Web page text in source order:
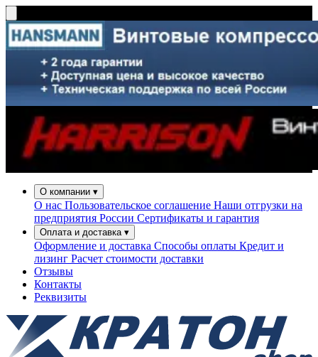
О компании ▾
О нас Пользовательское соглашение Наши отгрузки на
предприятия России Сертификаты и гарантия
Оплата и доставка ▾
Оформление и доставка Способы оплаты Кредит и
лизинг Расчет стоимости доставки
Отзывы
Контакты
Реквизиты